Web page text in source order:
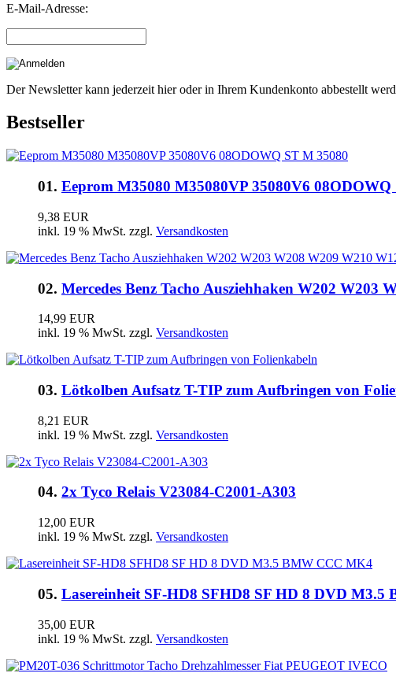
E-Mail-Adresse:
Der Newsletter kann jederzeit hier oder in Ihrem Kundenkonto abbestellt
Bestseller
01. Eeprom M35080 M35080VP 35080V6 08ODOWQ
9,38 EUR
inkl. 19 % MwSt. zzgl. Versandkosten
02. Mercedes Benz Tacho Ausziehhaken W202 W203
14,99 EUR
inkl. 19 % MwSt. zzgl. Versandkosten
03. Lötkolben Aufsatz T-TIP zum Aufbringen von
8,21 EUR
inkl. 19 % MwSt. zzgl. Versandkosten
04. 2x Tyco Relais V23084-C2001-A303
12,00 EUR
inkl. 19 % MwSt. zzgl. Versandkosten
05. Lasereinheit SF-HD8 SFHD8 SF HD 8 DVD M3.5
35,00 EUR
inkl. 19 % MwSt. zzgl. Versandkosten